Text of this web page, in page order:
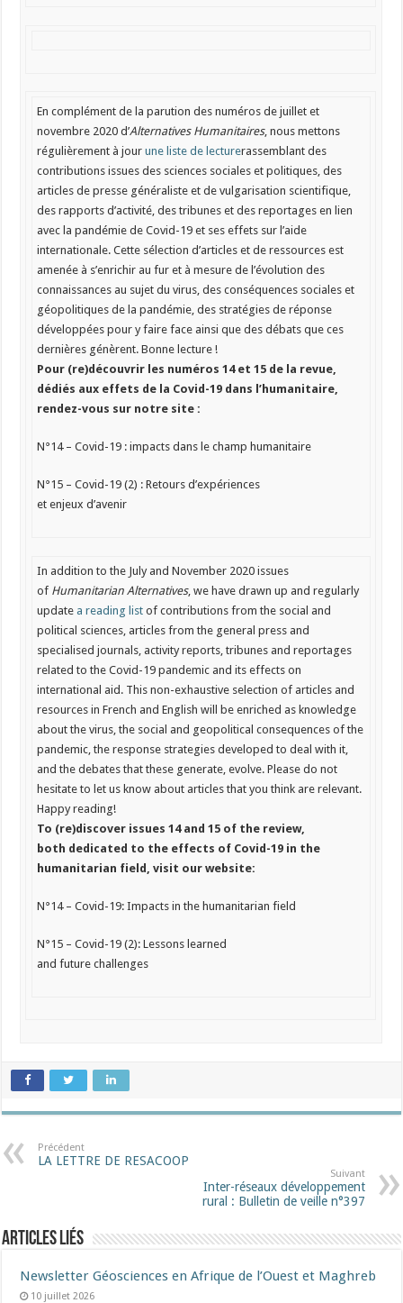
En complément de la parution des numéros de juillet et
novembre 2020d’Alternatives Humanitaires, nous mettons
régulièrement à jour une liste de lecturerassemblant des
contributions issues des sciences sociales et politiques, des
articles de presse généraliste et de vulgarisation scientifique,
des rapports d’activité, des tribunes et des reportages en lien
avec la pandémie de Covid-19 et ses effets sur l’aide
internationale. Cette sélection d’articles et de ressources est
amenée à s’enrichir au fur et à mesure de l’évolution des
connaissances au sujet du virus, des conséquences sociales et
géopolitiques de la pandémie, des stratégies de réponse
développées pour y faire face ainsi que des débats que ces
dernières génèrent. Bonne lecture !
Pour (re)découvrir les numéros 14 et 15 de la revue,
dédiés aux effets de la Covid-19 dans l’humanitaire,
rendez-vous sur notre site :
N°14 – Covid-19 : impacts dans le champ humanitaire
N°15 – Covid-19 (2) : Retours d’expériences
et enjeux d’avenir
In addition to the July and November 2020 issues
of Humanitarian Alternatives, we have drawn up and regularly
update a reading listof contributions from the social and
political sciences, articles from the general press and
specialised journals, activity reports, tribunes and reportages
related to the Covid-19 pandemic and its effects on
international aid. This non-exhaustive selection of articles and
resources in French and English will be enriched as knowledge
about the virus, the social and geopolitical consequences of the
pandemic, the response strategies developed to deal with it,
and the debates that these generate, evolve. Please do not
hesitate to let us know about articles that you think are relevant.
Happy reading!
To (re)discover issues 14 and 15 of the review,
both dedicated to the effects of Covid-19 in the
humanitarian field, visit our website:
N°14 – Covid-19: Impacts in the humanitarian field
N°15 – Covid-19 (2): Lessons learned
and future challenges
Précédent
LA LETTRE DE RESACOOP
Suivant
Inter-réseaux développement
rural : Bulletin de veille n°397
Articles liés
Newsletter Géosciences en Afrique de l’Ouest et Maghreb
10 juillet 2026